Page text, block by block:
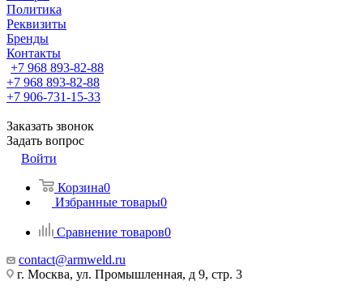
Политика
Реквизиты
Бренды
Контакты
+7 968 893-82-88
+7 968 893-82-88
+7 906-731-15-33
Заказать звонок
Задать вопрос
Войти
Корзина0
Избранные товары0
Сравнение товаров0
contact@armweld.ru
г. Москва, ул. Промышленная, д 9, стр. 3